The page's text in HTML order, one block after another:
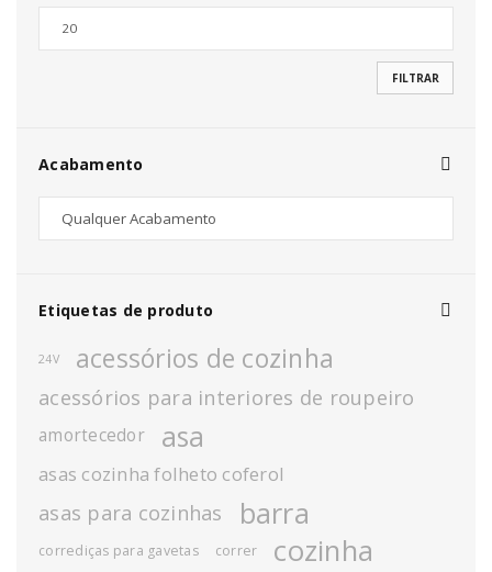
FILTRAR
Acabamento
Etiquetas de produto
24V acessórios de cozinha
acessórios para interiores de roupeiro
amortecedor asa
asas cozinha folheto coferol
asas para cozinhas barra
corrediças para gavetas correr cozinha